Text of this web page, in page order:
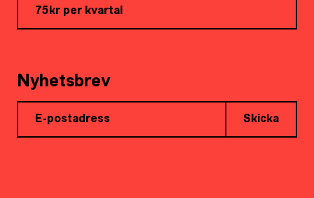
75kr per kvartal
Nyhetsbrev
Skicka